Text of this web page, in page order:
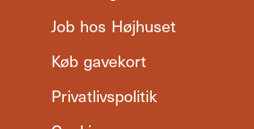
Job hos Højhuset
Køb gavekort
Privatlivspolitik